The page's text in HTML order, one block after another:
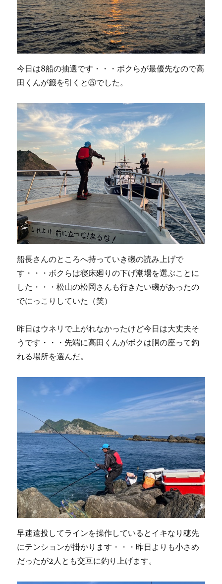
今日は8船の抽選です・・・ボクらが最優先なので高
田くんが籤を引くと⑤でした。
船長さんのところへ持っていき磯の読み上げで
す・・・ボクらは寝床廻りの下げ潮場を選ぶことに
した・・・松山の松岡さんも行きたい磯があったの
でにっこりしていた（笑）
昨日はウネリで上がれなかったけど今日は大丈夫そ
うです・・・先端に高田くんがボクは胴の座って釣
れる場所を選んだ。
早速遠投してラインを操作しているとイキなり穂先
にテンションが掛かります・・・昨日よりも小さめ
だったが2人とも交互に釣り上げます。